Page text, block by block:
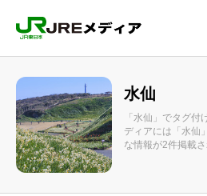
水仙
「水仙」でタグ付
ディアには「水仙
な情報が2件掲載さ